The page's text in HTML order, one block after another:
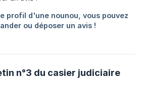
n°3 du casier judiciaire